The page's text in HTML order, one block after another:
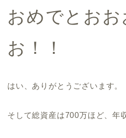
おめでとおお
お！！
はい、ありがとうございます。
そして総資産は700万ほど、年